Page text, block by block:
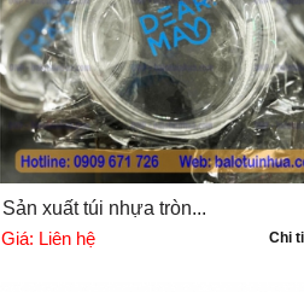
Sản xuất túi nhựa tròn...
Chi
Giá: Liên hệ